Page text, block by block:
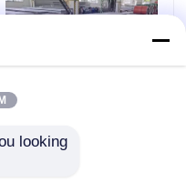
looking